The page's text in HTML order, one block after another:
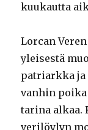
kuukautta
Lorcan
yleisestä
patriarkka ja
vanhin
tarina alkaa.
verilöylyn